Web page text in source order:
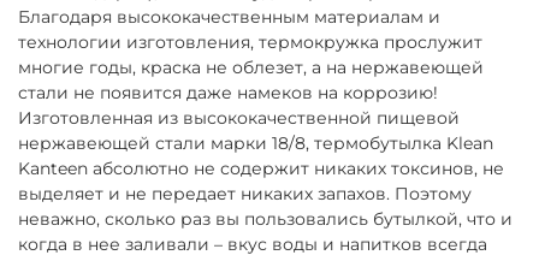
Благодаря высококачественным материалам и
технологии изготовления, термокружка прослужит
многие годы, краска не облезет, а на нержавеющей
стали не появится даже намеков на коррозию!
Изготовленная из высококачественной пищевой
нержавеющей стали марки 18/8, термобутылка Klean
Kanteen абсолютно не содержит никаких токсинов, не
выделяет и не передает никаких запахов. Поэтому
неважно, сколько раз вы пользовались бутылкой, что и
когда в нее заливали – вкус воды и напитков всегда